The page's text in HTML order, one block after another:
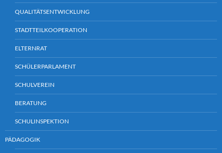
QUALITÄTSENTWICKLUNG
STADTTEILKOOPERATION
ELTERNRAT
SCHÜLERPARLAMENT
SCHULVEREIN
BERATUNG
SCHULINSPEKTION
PÄDAGOGIK